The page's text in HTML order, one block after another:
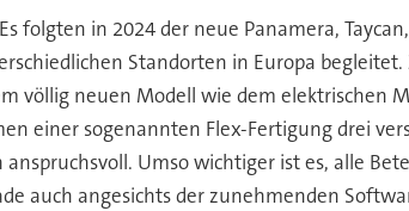
folgten in 2024 der neue Panamera,
Standorten in Europa begleitet.
völlig neuen Modell wie dem elektrischen
einer sogenannten Flex-Fertigung drei
Umso wichtiger ist es, alle
auch angesichts der zunehmenden